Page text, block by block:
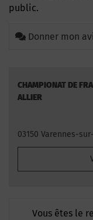
public.
Donner mon
CHAMPIONAT DE
ALLIER
03150 Varennes-
Vous êtes le